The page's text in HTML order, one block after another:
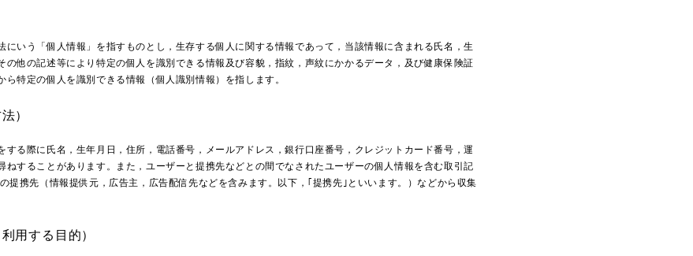
にいう「個人情報」を指すものとし，生存する個人に関する情報であって，当該情報に含まれる氏名，生
の他の記述等により特定の個人を識別できる情報及び容貌，指紋，声紋にかかるデータ，及び健康保険証
特定の個人を識別できる情報（個人識別情報）を指します。
）
する際に氏名，生年月日，住所，電話番号，メールアドレス，銀行口座番号，クレジットカード番号，運
ねすることがあります。また，ユーザーと提携先などとの間でなされたユーザーの個人情報を含む取引記
提携先（情報提供元，広告主，広告配信先などを含みます。以下，｢提携先｣といいます。）などから収集
用する目的）